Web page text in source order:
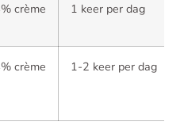
crème 1 keer per dag
crème 1-2 keer per dag